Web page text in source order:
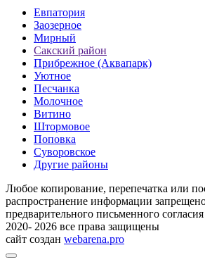
Евпатория
Заозерное
Мирный
Сакский район
Прибрежное (Аквапарк)
Уютное
Песчанка
Молочное
Витино
Штормовое
Поповка
Суворовское
Другие районы
Любое копирование, перепечатка или
распространение информации
предварительного письменного
2020- 2026 все права защищены
сайт создан webarena.pro